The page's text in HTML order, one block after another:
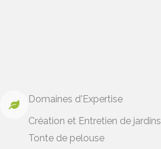
Domaines d'Expertise
Création et Entretien de jardins
Tonte de pelouse